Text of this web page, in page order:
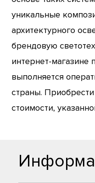
уникальные
архитектурного
брендовую
интернет-магазине
выполняется
страны.
стоимости,